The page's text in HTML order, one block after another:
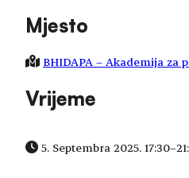
Mjesto
BHIDAPA – Akademija za
Vrijeme
5. Septembra 2025. 17:30–